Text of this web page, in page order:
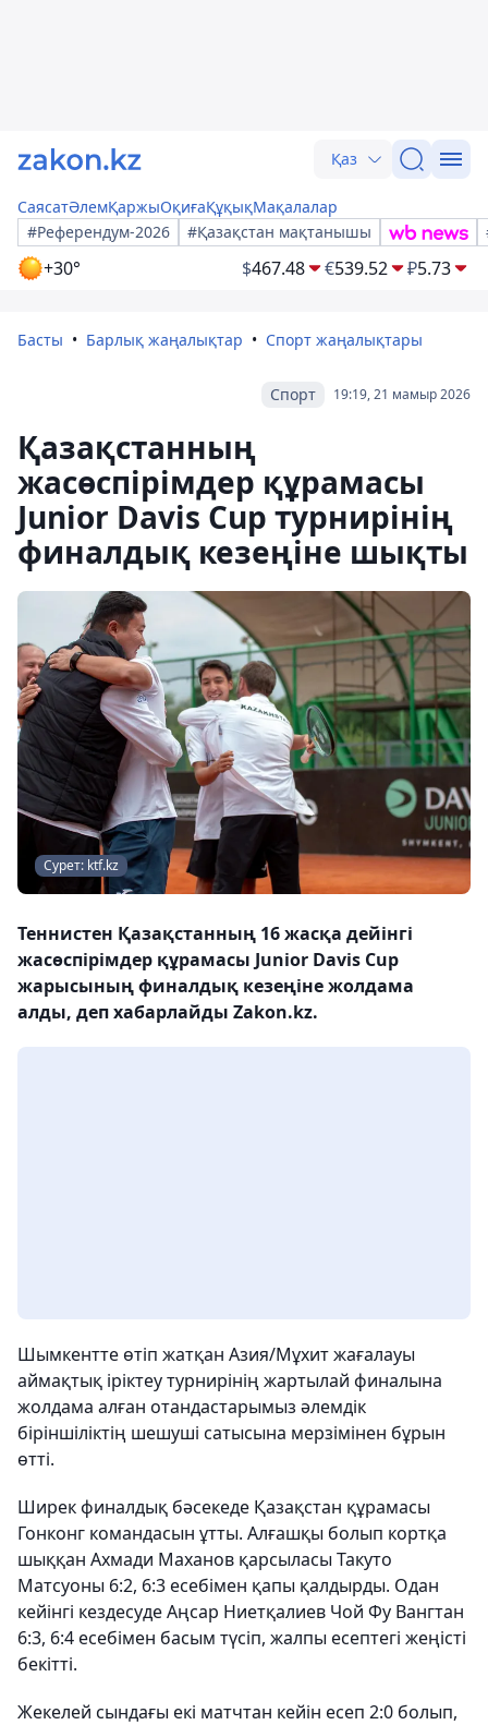
Қаз
СаясатӘлемҚаржыОқиғаҚұқықМақалалар
#Референдум-2026
#Қазақстан мақтанышы
+30° $467.48 €539.52 ₽5.73
Басты Барлық жаңалықтар Спорт жаңалықтары
19:19, 21 мамыр 2026
Спорт
Қазақстанның
жасөспірімдер құрамасы
Junior Davis Cup турнирінің
финалдық кезеңіне шықты
Сурет: ktf.kz
Теннистен Қазақстанның 16 жасқа дейінгі
жасөспірімдер құрамасы Junior Davis Cup
жарысының финалдық кезеңіне жолдама
алды, деп хабарлайды Zakon.kz.
Шымкентте өтіп жатқан Азия/Мұхит жағалауы
аймақтық іріктеу турнирінің жартылай финалына
жолдама алған отандастарымыз әлемдік
біріншіліктің шешуші сатысына мерзімінен бұрын
өтті.
Ширек финалдық бәсекеде Қазақстан құрамасы
Гонконг командасын ұтты. Алғашқы болып кортқа
шыққан Ахмади Маханов қарсыласы Такуто
Матсуоны 6:2, 6:3 есебімен қапы қалдырды. Одан
кейінгі кездесуде Аңсар Ниетқалиев Чой Фу Вангтан
6:3, 6:4 есебімен басым түсіп, жалпы есептегі жеңісті
бекітті.
Жекелей сындағы екі матчтан кейін есеп 2:0 болып,